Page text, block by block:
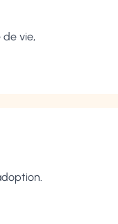
vie,